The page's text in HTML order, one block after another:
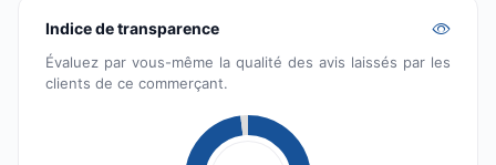
Indice de transparence
Évaluez par vous-même la qualité des avis laissés par les
clients de ce commerçant.